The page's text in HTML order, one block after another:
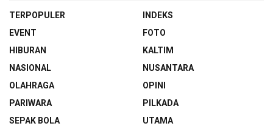
TERPOPULER
INDEKS
EVENT
FOTO
HIBURAN
KALTIM
NASIONAL
NUSANTARA
OLAHRAGA
OPINI
PARIWARA
PILKADA
SEPAK BOLA
UTAMA